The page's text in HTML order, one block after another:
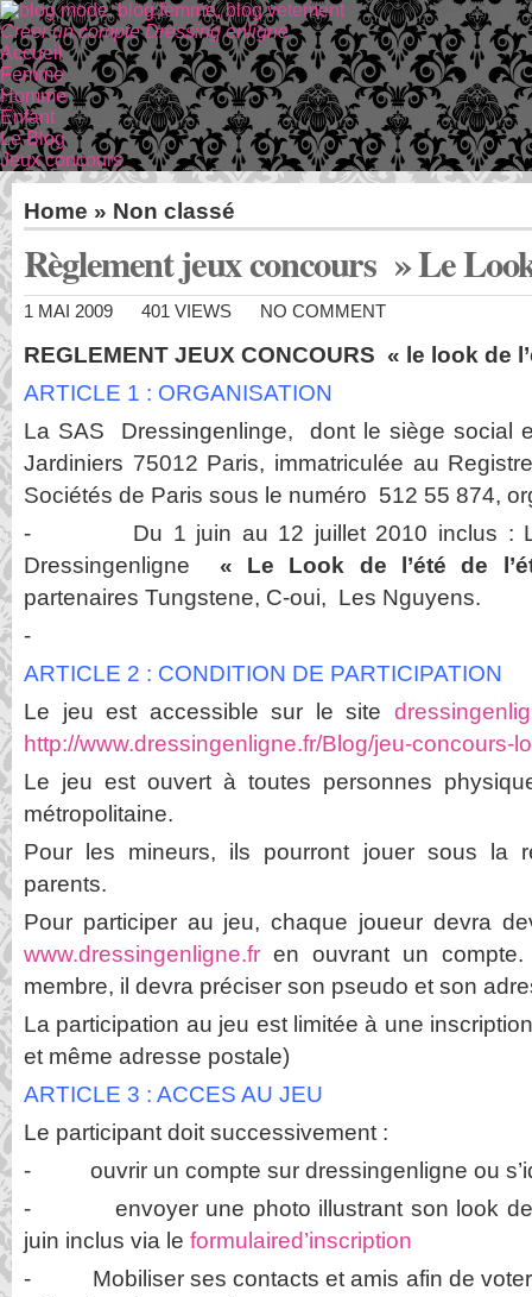
Creer un compte Dressing enligne
Accueil
Femme
Homme
Enfant
Le Blog
Jeux concours
Home » Non classé
Règlement jeux concours » Le
1 MAI 2009 401 VIEWS NO COMMENT
REGLEMENT JEUX CONCOURS « le look de
ARTICLE 1 : ORGANISATION
La SAS Dressingenlinge, dont le siège social
Jardiniers 75012 Paris, immatriculée au
Sociétés de Paris sous le numéro 512 55 874,
- Du 1 juin au 12 juillet 2010 inclus : Le
Dressingenligne « Le Look de l’été
de
partenaires Tungstene, C-oui, Les Nguyens.
-
ARTICLE 2 : CONDITION DE PARTICIPATION
Le jeu est accessible sur le site
http://www.dressingenligne.fr/Blog/jeu-concours-
Le jeu est ouvert à toutes personnes
métropolitaine.
Pour les mineurs, ils pourront jouer sous la
parents.
Pour participer au jeu, chaque joueur devra
www.dressingenligne.fr en ouvrant un
membre, il devra préciser son pseudo et son
La participation au jeu est limitée à une
et même adresse postale)
ARTICLE 3 : ACCES AU JEU
Le participant doit successivement :
- ouvrir un compte sur dressingenligne ou
- envoyer une photo illustrant son look de
juin inclus via le formul aired’inscription
- Mobiliser ses contacts et amis afin de voter